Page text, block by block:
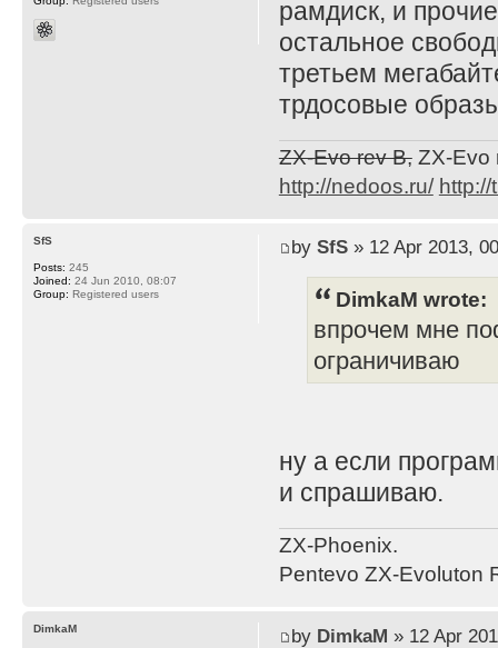
рамдиск, и
остальное
третьем
трдосовые
ZX-Evo rev B,ZX-Evo
http://nedoos.ru/ http://
by SfS» 12 Apr 2013,
DimkaM wrote:
впрочем мне
ограничиваю
ну а если
и спрашиваю.
ZX-Phoenix.
Pentevo ZX-Evoluton
SfS
Posts: 245
Joined: 24 Jun 2010, 08:07
Group: Registered users
by DimkaM » 12 Apr
DimkaM